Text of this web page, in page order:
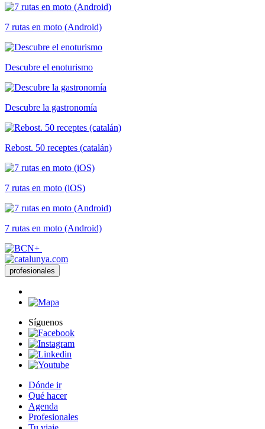
7 rutas en moto (Android)
Descubre el enoturismo
Descubre la gastronomía
Rebost. 50 receptes (catalán)
7 rutas en moto (iOS)
7 rutas en moto (Android)
profesionales
Síguenos
Dónde ir
Qué hacer
Agenda
Profesionales